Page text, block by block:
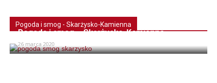
Pogoda i smog - Skarżysko-Kamienna
Pogoda i smog – Skarżysko-Kamienna
26 marca 2020